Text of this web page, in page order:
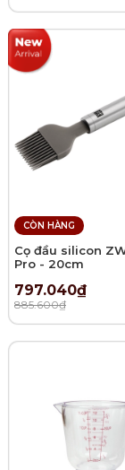
CÒN HÀNG
Cọ đầu silicon
Pro - 20cm
797.040₫
885.600₫